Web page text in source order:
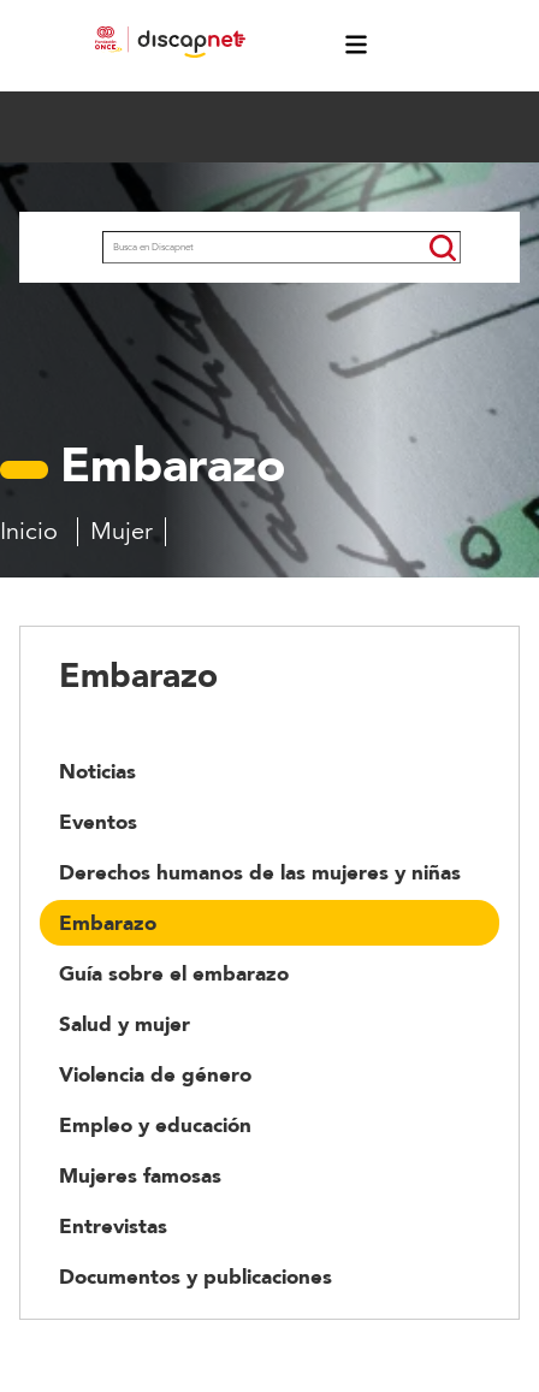
Embarazo
Inicio Mujer Embarazo
Embarazo
Noticias
Eventos
Derechos humanos de las mujeres y niñas
Embarazo
Guía sobre el embarazo
Salud y mujer
Violencia de género
Empleo y educación
Mujeres famosas
Entrevistas
Documentos y publicaciones